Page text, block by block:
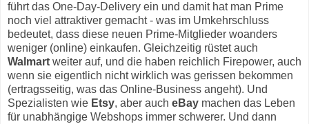
führt das One-Day-Delivery ein und damit hat man Prime
noch viel attraktiver gemacht - was im Umkehrschluss
bedeutet, dass diese neuen Prime-Mitglieder woanders
weniger (online) einkaufen. Gleichzeitig rüstet auch
Walmart weiter auf, und die haben reichlich Firepower, auch
wenn sie eigentlich nicht wirklich was gerissen bekommen
(ertragsseitig, was das Online-Business angeht). Und
Spezialisten wie Etsy, aber auch eBay machen das Leben
für unabhängige Webshops immer schwerer. Und dann